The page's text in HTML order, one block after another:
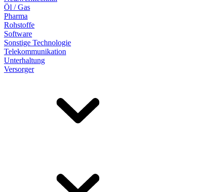
Öl / Gas
Pharma
Rohstoffe
Software
Sonstige Technologie
Telekommunikation
Unterhaltung
Versorger